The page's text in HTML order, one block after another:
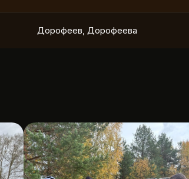
Охотников, Фердман